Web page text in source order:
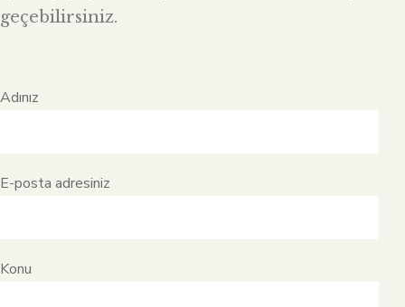
geçebilirsiniz.
Adınız
E-posta adresiniz
Konu